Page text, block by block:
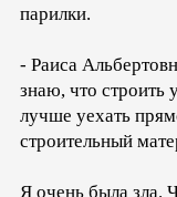
парилки.
- Раиса
знаю, что строить
лучше уехать
строительный
Я очень была зла.